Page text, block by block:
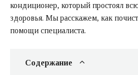
кондиционер, который простоял
здоровья. Мы расскажем, как
помощи специалиста.
Содержание